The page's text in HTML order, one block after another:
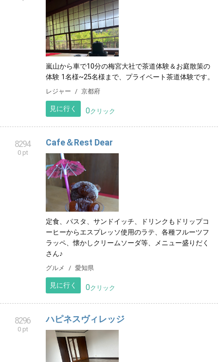
見に行く 0クリック
茶道体験 CLEAR
嵐山から車で10分の梅宮大社で茶道体験＆お庭散策の
体験 1名様~25名様まで、プライベート茶道体験です。
レジャー 京都府
見に行く
Cafe＆Rest Dear
定食、パスタ、サンドイッチ、ドリンクもドリップコ
ーヒーからエスプレッソ使用のラテ、各種フルーツフ
ラッペ、懐かしクリームソーダ等、メニュー盛りだく
さん♪
グルメ 愛知県
見に行く